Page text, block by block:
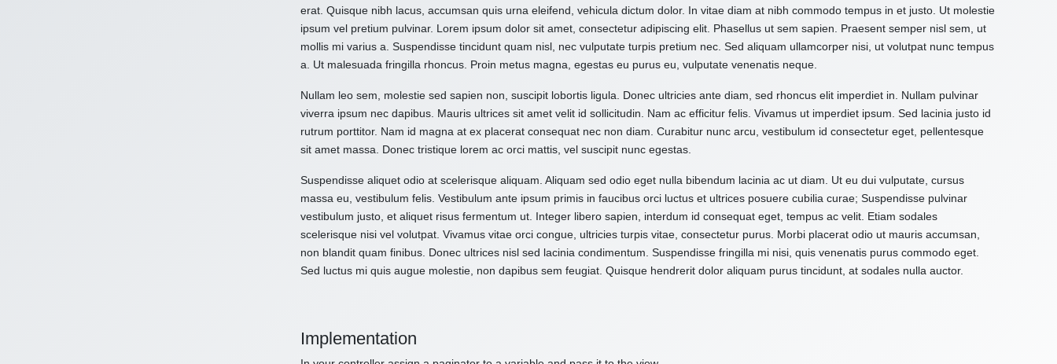
erat. Quisque nibh lacus, accumsan quis urna eleifend, vehicula dictum dolor. In vitae diam at nibh commodo tempus in et justo. Ut molestie
ipsum vel pretium pulvinar. Lorem ipsum dolor sit amet, consectetur adipiscing elit. Phasellus ut sem sapien. Praesent semper nisl sem, ut
mollis mi varius a. Suspendisse tincidunt quam nisl, nec vulputate turpis pretium nec. Sed aliquam ullamcorper nisi, ut volutpat nunc tempus
a. Ut malesuada fringilla rhoncus. Proin metus magna, egestas eu purus eu, vulputate venenatis neque.
Nullam leo sem, molestie sed sapien non, suscipit lobortis ligula. Donec ultricies ante diam, sed rhoncus elit imperdiet in. Nullam pulvinar
viverra ipsum nec dapibus. Mauris ultrices sit amet velit id sollicitudin. Nam ac efficitur felis. Vivamus ut imperdiet ipsum. Sed lacinia justo id
rutrum porttitor. Nam id magna at ex placerat consequat nec non diam. Curabitur nunc arcu, vestibulum id consectetur eget, pellentesque
sit amet massa. Donec tristique lorem ac orci mattis, vel suscipit nunc egestas.
Suspendisse aliquet odio at scelerisque aliquam. Aliquam sed odio eget nulla bibendum lacinia ac ut diam. Ut eu dui vulputate, cursus
massa eu, vestibulum felis. Vestibulum ante ipsum primis in faucibus orci luctus et ultrices posuere cubilia curae; Suspendisse pulvinar
vestibulum justo, et aliquet risus fermentum ut. Integer libero sapien, interdum id consequat eget, tempus ac velit. Etiam sodales
scelerisque nisi vel volutpat. Vivamus vitae orci congue, ultricies turpis vitae, consectetur purus. Morbi placerat odio ut mauris accumsan,
non blandit quam finibus. Donec ultrices nisl sed lacinia condimentum. Suspendisse fringilla mi nisi, quis venenatis purus commodo eget.
Sed luctus mi quis augue molestie, non dapibus sem feugiat. Quisque hendrerit dolor aliquam purus tincidunt, at sodales nulla auctor.
Implementation